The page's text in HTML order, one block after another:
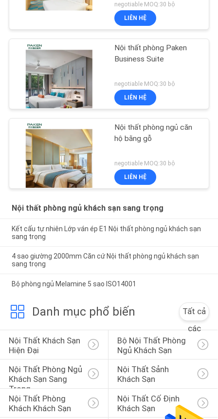
negotiable MOQ:30 bộ
LIÊN HỆ
Nội thất phòng Paken
Business Suite
negotiable MOQ:30 bộ
LIÊN HỆ
Nội thất phòng ngủ căn
hộ bằng gỗ
negotiable MOQ:30 bộ
LIÊN HỆ
Nội thất phòng ngủ khách sạn sang trọng
Kết cấu tự nhiên Lớp ván ép E1 Nội thất phòng ngủ khách sạn
sang trọng
4 sao giường 2000mm Căn cứ Nội thất phòng ngủ khách sạn
sang trọng
Bộ phòng ngủ Melamine 5 sao ISO14001
Danh mục phổ biến
Tất cả
các
Nội Thất Khách Sạn
Hiện Đại
Bộ Nội Thất Phòng
Ngủ Khách Sạn
Nội Thất Phòng Ngủ
Khách Sạn Sang
Trọng
Nội Thất Sảnh
Khách Sạn
Nội Thất Phòng
Khách Khách Sạn
Nội Thất Cố Định
Khách Sạn